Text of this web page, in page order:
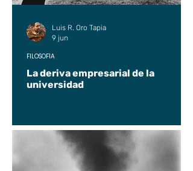
La deriva empresarial de la
universidad
FILOSOFÍA
Luis R. Oro Tapia
9 jun